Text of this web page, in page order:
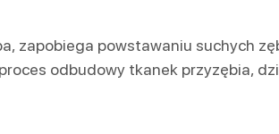
powstawaniu suchych
odbudowy tkanek przyzębia,